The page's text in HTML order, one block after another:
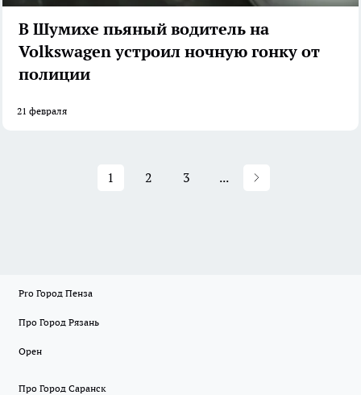
В Шумихе пьяный водитель на
Volkswagen устроил ночную гонку от
полиции
21 февраля
1 2 3 ...
Pro Город Пенза
Про Город Рязань
Орен
Про Город Саранск